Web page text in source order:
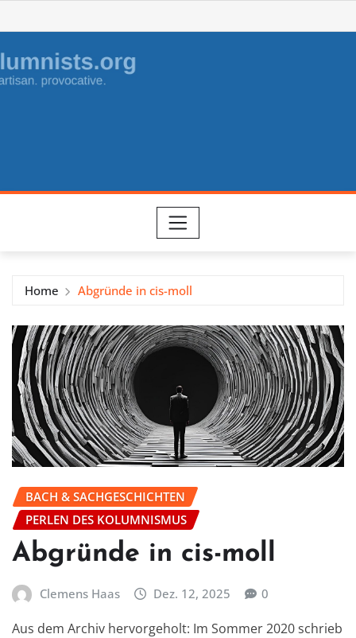
to
content
Home Abgründe in cis-moll
BACH & SACHGESCHICHTEN
PERLEN DES KOLUMNISMUS
Abgründe in cis-moll
Clemens Haas Dez. 12, 2025 0
Aus dem Archiv hervorgeholt: Im Sommer 2020 schrieb